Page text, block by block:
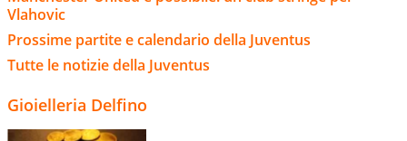
Vlahovic
Prossime partite e calendario della Juventus
Tutte le notizie della Juventus
Gioielleria Delfino